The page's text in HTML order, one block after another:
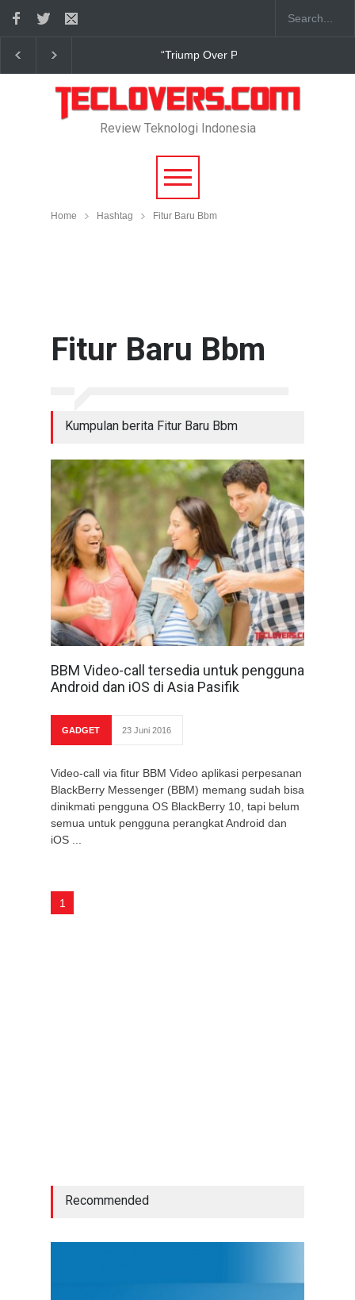
Over Pain” sudah hadir True Digital Plus janji dukung
Review Teknologi Indonesia
Home Hashtag Fitur Baru Bbm
Fitur Baru Bbm
Kumpulan berita Fitur Baru Bbm
BBM Video-call tersedia untuk pengguna
Android dan iOS di Asia Pasifik
GADGET 23 Juni 2016
Video-call via fitur BBM Video aplikasi perpesanan
BlackBerry Messenger (BBM) memang sudah bisa
dinikmati pengguna OS BlackBerry 10, tapi belum
semua untuk pengguna perangkat Android dan
iOS ...
1
Recommended